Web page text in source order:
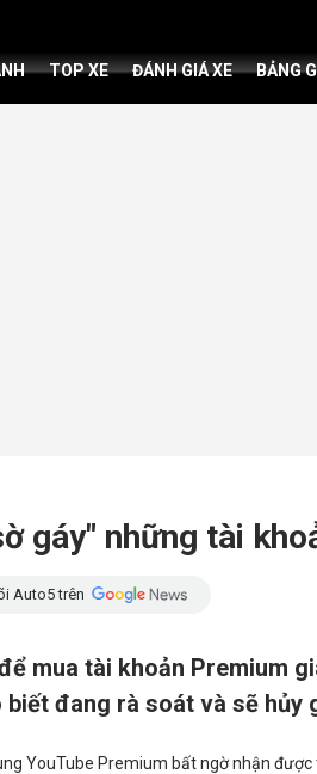
TOP XE ĐÁNH GIÁ XE BẢNG
gáy" những tài
Auto5 trên
mua tài khoản Premium
biết đang rà soát và sẽ hủy
YouTube Premium bất ngờ nhận